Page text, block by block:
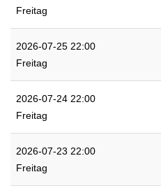
Freitag
2026-07-25 22:00
Freitag
2026-07-24 22:00
Freitag
2026-07-23 22:00
Freitag